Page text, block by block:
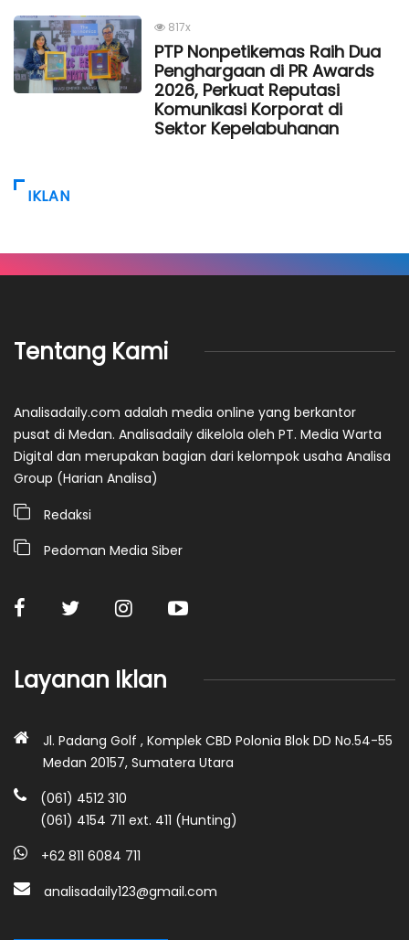
817x
PTP Nonpetikemas Raih Dua
Penghargaan di PR Awards
2026, Perkuat Reputasi
Komunikasi Korporat di
Sektor Kepelabuhanan
IKLAN
Tentang Kami
Analisadaily.com adalah media online yang berkantor
pusat di Medan. Analisadaily dikelola oleh PT. Media Warta
Digital dan merupakan bagian dari kelompok usaha Analisa
Group (Harian Analisa)
Redaksi
Pedoman Media Siber
Layanan Iklan
Jl. Padang Golf , Komplek CBD Polonia Blok DD No.54-55
Medan 20157, Sumatera Utara
(061) 4512 310
(061) 4154 711 ext. 411 (Hunting)
+62 811 6084 711
analisadaily123@gmail.com